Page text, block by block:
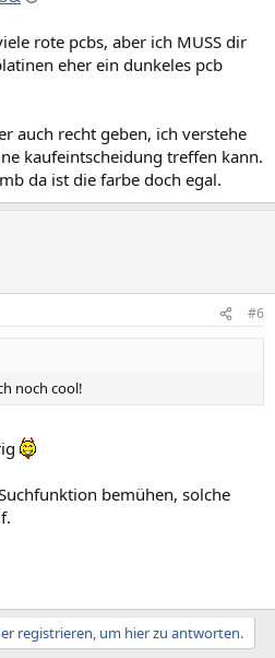
rote pcbs, aber ich MUSS dir
eher ein dunkeles pcb
auch recht geben, ich verstehe
kaufeintscheidung treffen kann.
da ist die farbe doch egal.
#6
noch cool!
bemühen, solche
registrieren, um hier zu antworten.